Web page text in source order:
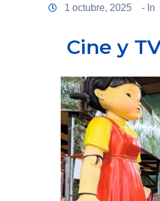
1 octubre, 2025 - In
Cine y